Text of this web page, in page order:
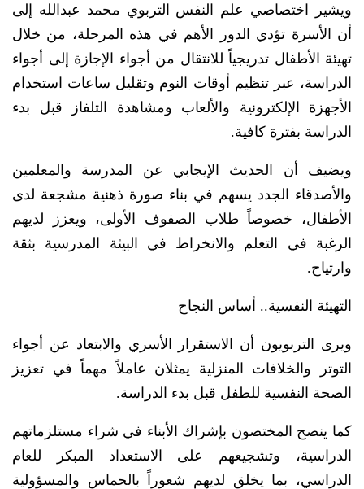
ويشير اختصاصي علم النفس التربوي محمد عبدالله إلى
أن الأسرة تؤدي الدور الأهم في هذه المرحلة، من خلال
تهيئة الأطفال تدريجياً للانتقال من أجواء الإجازة إلى أجواء
الدراسة، عبر تنظيم أوقات النوم وتقليل ساعات استخدام
الأجهزة الإلكترونية والألعاب ومشاهدة التلفاز قبل بدء
الدراسة بفترة كافية.
ويضيف أن الحديث الإيجابي عن المدرسة والمعلمين
والأصدقاء الجدد يسهم في بناء صورة ذهنية مشجعة لدى
الأطفال، خصوصاً طلاب الصفوف الأولى، ويعزز لديهم
الرغبة في التعلم والانخراط في البيئة المدرسية بثقة
وارتياح.
التهيئة النفسية.. أساس النجاح
ويرى التربويون أن الاستقرار الأسري والابتعاد عن أجواء
التوتر والخلافات المنزلية يمثلان عاملاً مهماً في تعزيز
الصحة النفسية للطفل قبل بدء الدراسة.
كما ينصح المختصون بإشراك الأبناء في شراء مستلزماتهم
الدراسية، وتشجيعهم على الاستعداد المبكر للعام
الدراسي، بما يخلق لديهم شعوراً بالحماس والمسؤولية